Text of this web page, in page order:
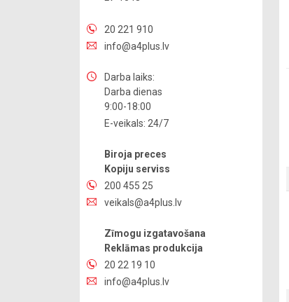
20 221 910
info@a4plus.lv
Darba laiks:
Darba dienas
9:00-18:00
E-veikals: 24/7
Biroja preces
Kopiju serviss
200 455 25
veikals@a4plus.lv
Zīmogu izgatavošana
Reklāmas produkcija
20 22 19 10
info@a4plus.lv